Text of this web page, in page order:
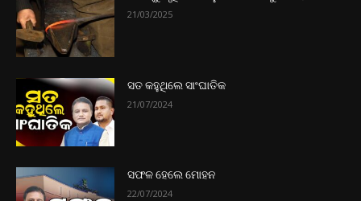
21/03/2025
ସତ କହୁଥିଲେ ସାଂଘାତିକ
21/07/2024
ସଫଳ ହେଲେ ମୋହନ
22/07/2024